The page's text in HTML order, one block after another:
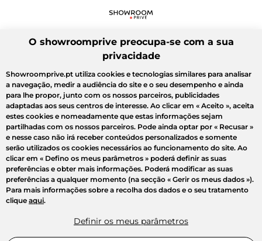
O showroomprive preocupa-se com a sua
privacidade
Showroomprive.pt utiliza cookies e tecnologias similares para analisar
a navegação, medir a audiência do site e o seu desempenho e ainda
para lhe propor, junto com os nossos parceiros, publicidades
adaptadas aos seus centros de interesse. Ao clicar em « Aceito », aceita
estes cookies e nomeadamente que estas informações sejam
partilhadas com os nossos parceiros. Pode ainda optar por « Recusar »
e nesse caso não irá receber conteúdos personalizados e somente
serão utilizados os cookies necessários ao funcionamento do site. Ao
clicar em « Defino os meus parâmetros » poderá definir as suas
preferências e obter mais informações. Poderá modificar as suas
preferências a qualquer momento (na secção « Gerir os meus dados »).
Para mais informações sobre a recolha dos dados e o seu tratamento
clique aqui.
Definir os meus parâmetros